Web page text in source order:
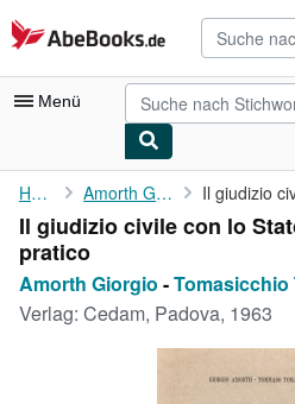
Zum Hauptinhalt
AbeBooks.de
Menü
Nutzerkonto
Meine Bestellungen
Detailsuche
Sammlungen
Home Amorth Giorgio
Il giudizio civile con lo
pratico
Amorth Giorgio -Tomasicchio
Verlag: Cedam, Padova, 1963